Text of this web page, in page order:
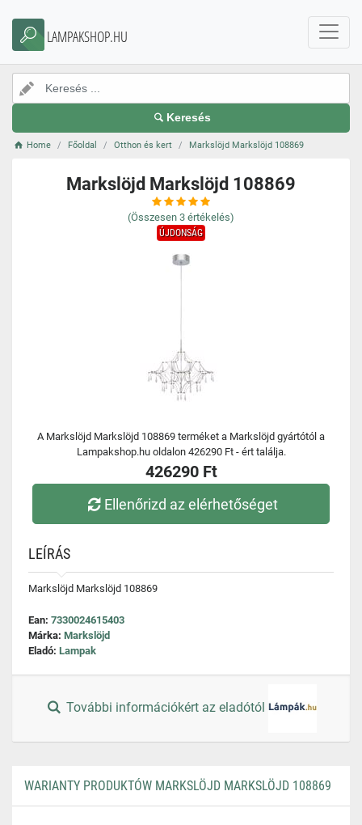
LAMPAKSHOP.HU
Keresés
Home Főoldal Otthon és kert Markslöjd Markslöjd 108869
Markslöjd Markslöjd 108869
(Összesen 3 értékelés)
ÚJDONSÁG
A Markslöjd Markslöjd 108869 terméket a Markslöjd gyártótól a
Lampakshop.hu oldalon 426290 Ft - ért találja.
426290 Ft
Ellenőrizd az elérhetőséget
LEÍRÁS
Markslöjd Markslöjd 108869
Ean: 7330024615403
Márka: Markslöjd
Eladó: Lampak
További információkért az eladótól
WARIANTY PRODUKTÓW MARKSLÖJD MARKSLÖJD 108869